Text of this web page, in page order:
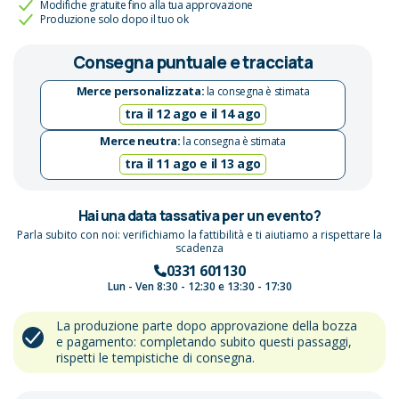
Modifiche gratuite fino alla tua approvazione
Produzione solo dopo il tuo ok
Consegna puntuale e tracciata
Merce personalizzata:la consegna è stimata
tra il 12 ago e il 14 ago
Merce neutra:la consegna è stimata
tra il 11 ago e il 13 ago
Hai una data tassativa per un evento?
Parla subito con noi: verifichiamo la fattibilità e ti aiutiamo a rispettare la
scadenza
0331 601130
Lun - Ven 8:30 - 12:30 e 13:30 - 17:30
La produzione parte dopo approvazione della bozza
e pagamento: completando subito questi passaggi,
rispetti le tempistiche di consegna.